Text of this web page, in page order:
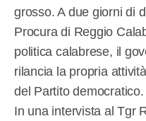
grosso. A due giorni di
Procura di Reggio
politica calabrese, il
rilancia la propria
del Partito democratico.
In una intervista al Tgr